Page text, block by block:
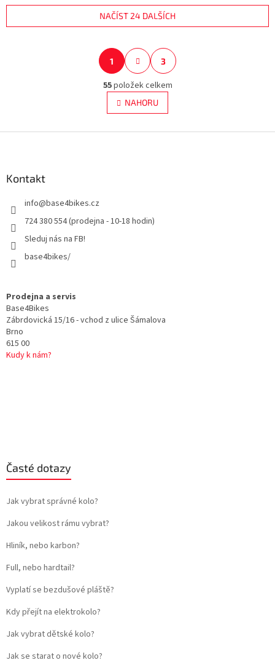
O
v
l
á
d
c
ý
NAČÍST 24 DALŠÍCH
S
t
r
á
n
k
o
á
1 3
55položek celkem
NAHORU
Kontakt
info@base4bikes.cz
724 380 554 (prodejna - 10-18 hodin)
Sleduj nás na FB!
base4bikes/
Prodejna a servis
Base4Bikes
Zábrdovická 15/16 - vchod z ulice Šámalova
Brno
615 00
Kudy k nám?
Časté dotazy
Jak vybrat správné kolo?
Jakou velikost rámu vybrat?
Hliník, nebo karbon?
Full, nebo hardtail?
Vyplatí se bezdušové pláště?
Kdy přejít na elektrokolo?
Jak vybrat dětské kolo?
Jak se starat o nové kolo?